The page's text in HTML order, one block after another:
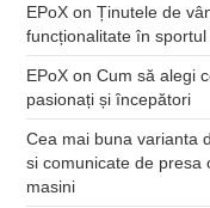
EPoX onȚinutele de
funcționalitate în sportul
EPoX onCum să alegi
pasionați și începători
Cea mai buna varianta
si comunicate de presa
masini